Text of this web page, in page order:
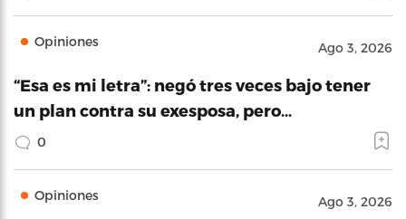
Opiniones Ago 3, 2026
“Esa es mi letra”: negó tres veces bajo tener
un plan contra su exesposa, pero…
0
Opiniones Ago 3, 2026